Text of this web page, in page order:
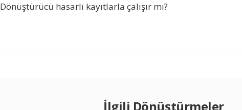
Dönüştürücü hasarlı kayıtlarla çalışır mı?
İlgili Dönüştürmeler